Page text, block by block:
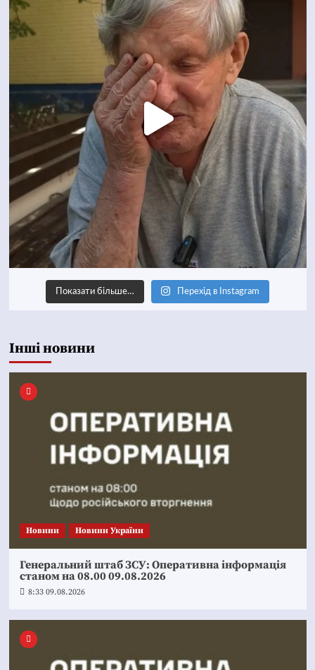
Показати більше… Перехід в Instagram
Інші новини
Новини Новини України
Генеральний штаб ЗСУ: Оперативна інформація
станом на 08.00 09.08.2026
8:33 09.08.2026